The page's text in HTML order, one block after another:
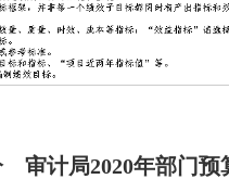
审计局2020年部门预